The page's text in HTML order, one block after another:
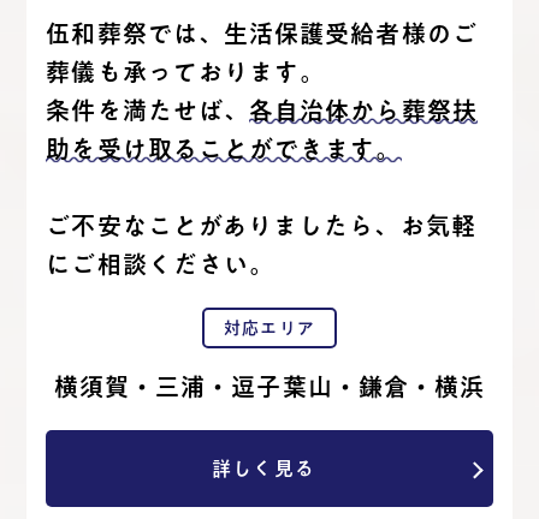
伍和葬祭では、生活保護受給者様のご
葬儀も承っております。
条件を満たせば、 各自治体から葬祭扶
助を受け取ることができます。
ご不安なことがありましたら、お気軽
にご相談ください。
対応エリア
横須賀・三浦・逗子葉山・鎌倉・横浜
詳しく見る